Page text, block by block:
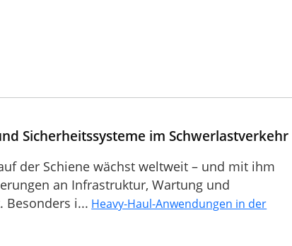
Sicherheitssysteme im Schwerlastverkehr
der Schiene wächst weltweit – und mit ihm
an Infrastruktur, Wartung und
Besonders i... Heavy-Haul-Anwendungen in der